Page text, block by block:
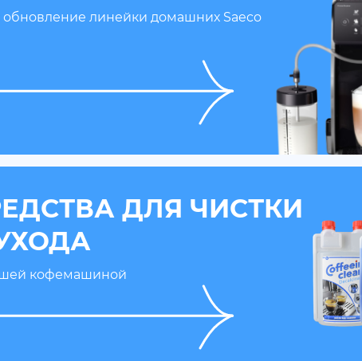
обновление линейки домашних Saeco
ДЛЯ ЧИСТКИ
кофемашиной